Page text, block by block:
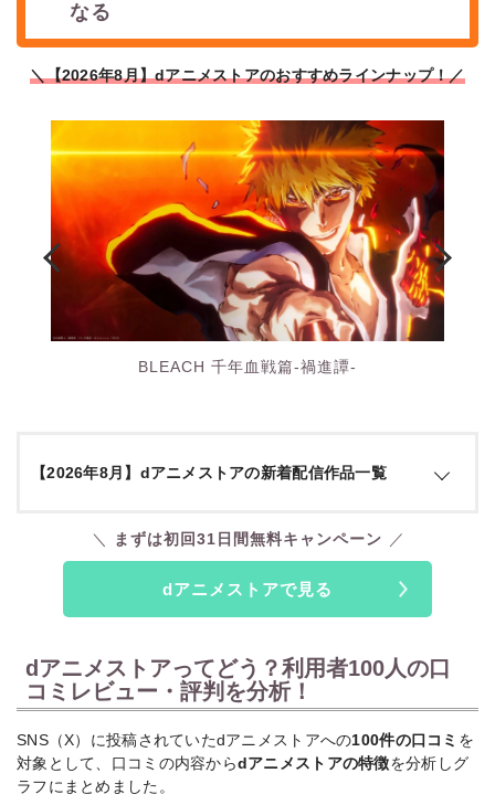
なる
＼【2026年8月】dアニメストアのおすすめラインナップ！／
BLEACH 千年血戦篇-禍進譚-
【2026年8月】dアニメストアの新着配信作品一覧
始日
ャ
ン
中・毎
週土曜
21:30
ア
ニ
メ
猫と竜
シリーズ累計140万
部突破のファンタジ
8月
中・毎
週日曜
国
内
ア
無職転生Ⅲ ～異世
界行ったら本気だす
地上波同時・最速。
まずは初回31日間無料キャンペーン
dアニメストアで見る
dアニメストアってどう？利用者100人の口
コミレビュー・評判を分析！
SNS（X）に投稿されていたdアニメストアへの100件の口コミ を
対象として、口コミの内容からdアニメストアの特徴を分析しグ
ラフにまとめました。